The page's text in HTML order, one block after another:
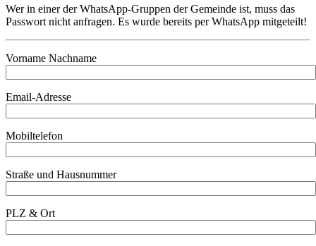
Wer in einer der WhatsApp-Gruppen der Gemeinde ist, muss das
Passwort nicht anfragen. Es wurde bereits per WhatsApp mitgeteilt!
Vorname Nachname
Email-Adresse
Mobiltelefon
Straße und Hausnummer
PLZ & Ort